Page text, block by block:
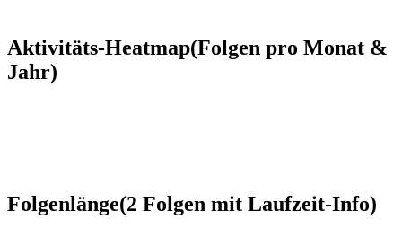
Aktivitäts-Heatmap(Folgen pro Monat &
Jahr)
Folgenlänge(2 Folgen mit Laufzeit-Info)